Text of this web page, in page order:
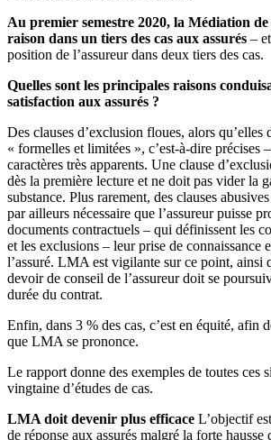
Au premier semestre 2020, la Médiation de
raison dans un tiers des cas aux assurés –
position de l’assureur dans deux tiers des cas.
Quelles sont les principales raisons
satisfaction aux assurés ?
Des clauses d’exclusion floues, alors qu’elles
« formelles et limitées », c’est-à-dire précises
caractères très apparents. Une clause
dès la première lecture et ne doit pas vider la
substance. Plus rarement, des clauses
par ailleurs nécessaire que l’assureur puisse
documents contractuels – qui définissent les
et les exclusions – leur prise de connaissance
l’assuré. LMA est vigilante sur ce point, ainsi
devoir de conseil de l’assureur doit se
durée du contrat.
Enfin, dans 3 % des cas, c’est en équité, afin
que LMA se prononce.
Le rapport donne des exemples de toutes ces
vingtaine d’études de cas.
LMA doit devenir plus efficace L’objectif
de réponse aux assurés malgré la forte hausse